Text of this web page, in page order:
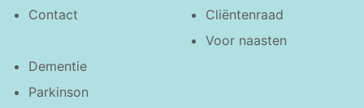
Contact
Cliëntenraad
Voor naasten
Dementie
Parkinson